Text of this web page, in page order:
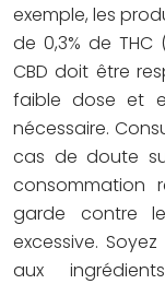
exemple, les
de 0,3% de
CBD doit être
faible dose et
nécessaire.
cas de doute
consommation
garde contre
excessive.
aux